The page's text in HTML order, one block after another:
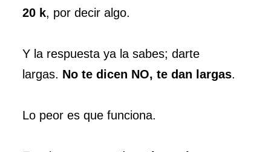
20 k, por decir algo.
Y la respuesta ya la sabes; darte
largas. No te dicen NO, te dan largas.
Lo peor es que funciona.